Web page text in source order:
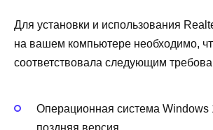
Для установки и использования
на вашем компьютере необходимо,
соответствовала следующим
Операционная система Windows
поздняя версия